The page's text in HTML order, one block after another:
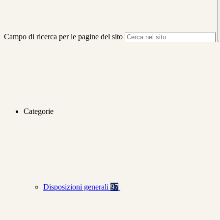
Campo di ricerca per le pagine del sito
Categorie
Disposizioni generali 97